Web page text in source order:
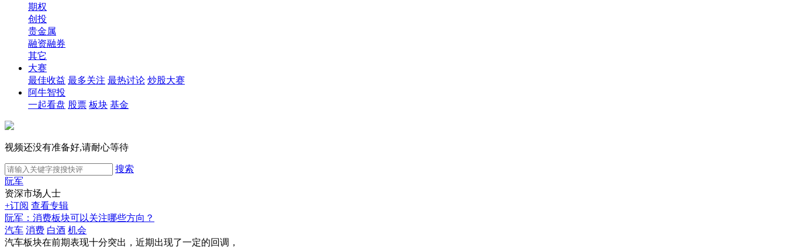
期权
创投
贵金属
融资融券
其它
大赛
最佳收益 最多关注 最热讨论 炒股大赛
阿牛智投
一起看盘 股票 板块 基金
视频还没有准备好,请耐心等待
搜索
阮军
资深市场人士
+订阅 查看专辑
阮军：消费板块可以关注哪些方向？
汽车 消费 白酒 机会
汽车板块在前期表现十分突出，近期出现了一定的回调，